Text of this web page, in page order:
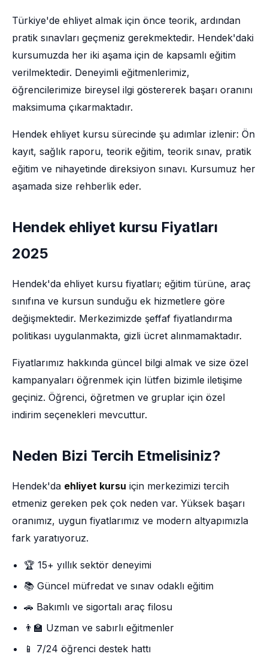
Türkiye'de ehliyet almak için önce teorik, ardından
pratik sınavları geçmeniz gerekmektedir. Hendek'daki
kursumuzda her iki aşama için de kapsamlı eğitim
verilmektedir. Deneyimli eğitmenlerimiz,
öğrencilerimize bireysel ilgi göstererek başarı oranını
maksimuma çıkarmaktadır.
Hendek ehliyet kursu sürecinde şu adımlar izlenir: Ön
kayıt, sağlık raporu, teorik eğitim, teorik sınav, pratik
eğitim ve nihayetinde direksiyon sınavı. Kursumuz her
aşamada size rehberlik eder.
Hendek ehliyet kursu Fiyatları
2025
Hendek'da ehliyet kursu fiyatları; eğitim türüne, araç
sınıfına ve kursun sunduğu ek hizmetlere göre
değişmektedir. Merkezimizde şeffaf fiyatlandırma
politikası uygulanmakta, gizli ücret alınmamaktadır.
Fiyatlarımız hakkında güncel bilgi almak ve size özel
kampanyaları öğrenmek için lütfen bizimle iletişime
geçiniz. Öğrenci, öğretmen ve gruplar için özel
indirim seçenekleri mevcuttur.
Neden Bizi Tercih Etmelisiniz?
Hendek'da ehliyet kursu için merkezimizi tercih
etmeniz gereken pek çok neden var. Yüksek başarı
oranımız, uygun fiyatlarımız ve modern altyapımızla
fark yaratıyoruz.
🏆 15+ yıllık sektör deneyimi
📚 Güncel müfredat ve sınav odaklı eğitim
🚗 Bakımlı ve sigortalı araç filosu
👨‍🏫 Uzman ve sabırlı eğitmenler
📱 7/24 öğrenci destek hattı